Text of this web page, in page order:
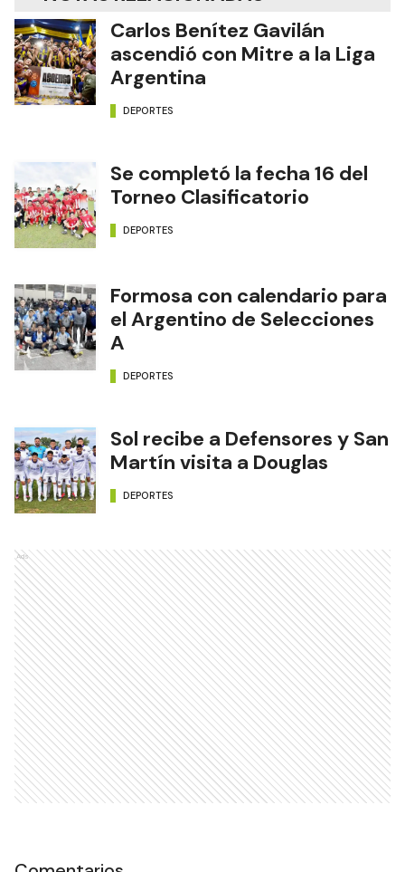
Carlos Benítez Gavilán
ascendió con Mitre a la Liga
Argentina
DEPORTES
Se completó la fecha 16 del
Torneo Clasificatorio
DEPORTES
Formosa con calendario para
el Argentino de Selecciones
A
DEPORTES
Sol recibe a Defensores y San
Martín visita a Douglas
DEPORTES
Ads